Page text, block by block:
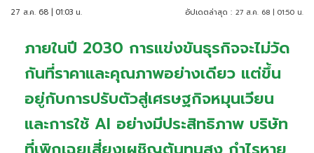
27 ส.ค. 68 | 01:03 น. อัปเดตล่าสุด : 27 ส.ค. 68 | 01:50 น.
ภายในปี 2030 การแข่งขันธุรกิจจะไม่วัด
กันที่ราคาและคุณภาพอย่างเดียว แต่ขึ้น
อยู่กับการปรับตัวสู่เศรษฐกิจหมุนเวียน
และการใช้ AI อย่างมีประสิทธิภาพ บริษัท